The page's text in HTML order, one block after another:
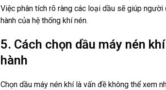
Việc phân tích rõ ràng các loại dầu sẽ giúp
hành của hệ thống khí nén.
5. Cách chọn dầu máy nén
hành
Chọn dầu máy nén khí là vấn đề không thể xem